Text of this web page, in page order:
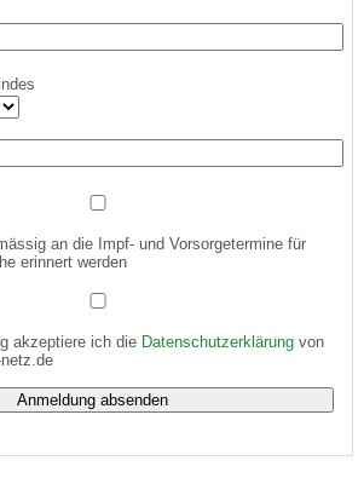
an die Impf- und Vorsorgetermine für
erinnert werden
akzeptiere ich die Datenschutzerklärungvon